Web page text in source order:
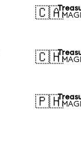
🇨🇦
1
🇨🇭
1
🇵🇭
1